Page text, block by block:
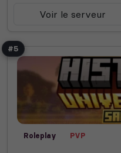
Voir le serveur
#5
Roleplay PVP